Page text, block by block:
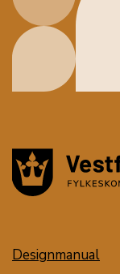
Designmanual